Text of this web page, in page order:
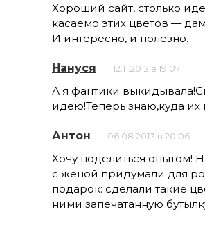
Хороший сайт, столько
касаемо этих цветов —
И интересно, и полезно.
Нануся 12.11.2012 в 19:07
А я фантики
идею!Теперь знаю,куда их
Антон 06.08.2013 в 20:06
Хочу поделиться опытом!
с женой придумали для
подарок: сделали такие
ними запечатанную